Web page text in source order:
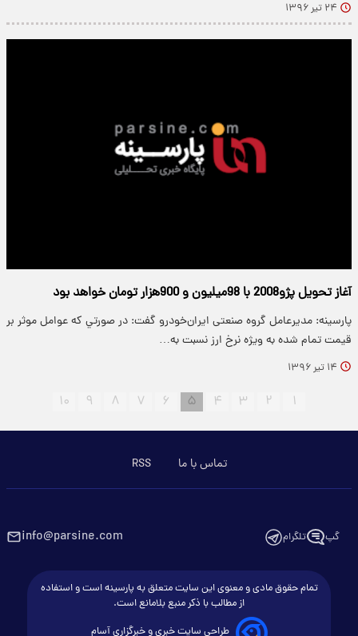
۲۴ تیر ۱۳۹۶
آغاز تحویل پژو2008 با 98میلیون و 900هزار تومان خواهد بود
پارسینه: مدیرعامل گروه صنعتی ایران‌خودرو گفت: در صورتي كه عوامل موثر بر
قيمت تمام شده به ويژه نرخ ارز نسبت به…
۱۴ تیر ۱۳۹۶
۱ ۲ ۳ ۴ ۵ ۶ ۷ ۸ ۹ ۱۰
تماس با ما RSS
گپ تلگرام info@parsine.com
تمام حقوق مادی و معنوی این سایت متعلق به پارسینه است و استفاده
از مطالب با ذکر منبع بلامانع است.
طراحی سایت خبری و خبرگزاری آسام